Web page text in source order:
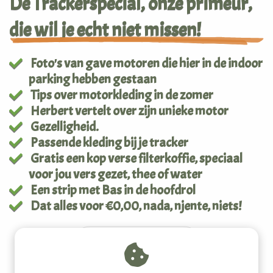
die wil je echt niet missen!
Foto's van gave motoren die hier in de indoor
parking hebben gestaan
Tips over motorkleding in de zomer
Herbert vertelt over zijn unieke motor
Gezelligheid.
Passende kleding bij je tracker
Gratis een kop verse filterkoffie, speciaal
voor jou vers gezet, thee of water
Een strip met Bas in de hoofdrol
Dat alles voor €0,00, nada, njente, niets!
kan de
niet
worden
om
te
over
van
op